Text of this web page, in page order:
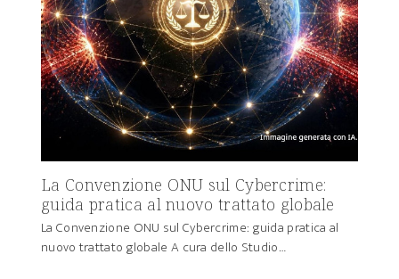
La Convenzione ONU sul Cybercrime:
guida pratica al nuovo trattato globale
La Convenzione ONU sul Cybercrime: guida pratica al
nuovo trattato globale A cura dello Studio…